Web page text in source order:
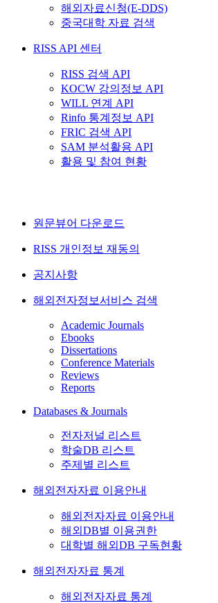
해외자료신청(E-DDS)
중국대학 자료 검색
RISS API 센터
RISS 검색 API
KOCW 강의정보 API
WILL 연계 API
Rinfo 통계정보 API
FRIC 검색 API
SAM 분석활용 API
활용 및 참여 현황
원문뷰어 다운로드
RISS 개인정보 재동의
공지사항
해외전자정보서비스 검색
Academic Journals
Ebooks
Dissertations
Conference Materials
Reviews
Reports
Databases & Journals
전자저널 리스트
학술DB 리스트
주제별 리스트
해외전자자료 이용안내
해외전자자료 이용안내
해외DB별 이용권한
대학별 해외DB 구독현황
해외전자자료 통계
해외전자자료 통계